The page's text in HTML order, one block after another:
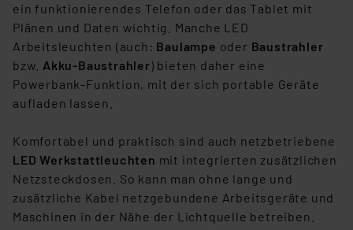
ein funktionierendes Telefon oder das Tablet mit
Plänen und Daten wichtig. Manche LED
Arbeitsleuchten (auch: Baulampe oder Baustrahler
bzw. Akku-Baustrahler) bieten daher eine
Powerbank-Funktion, mit der sich portable Geräte
aufladen lassen.
Komfortabel und praktisch sind auch netzbetriebene
LED Werkstattleuchten mit integrierten zusätzlichen
Netzsteckdosen. So kann man ohne lange und
zusätzliche Kabel netzgebundene Arbeitsgeräte und
Maschinen in der Nähe der Lichtquelle betreiben.